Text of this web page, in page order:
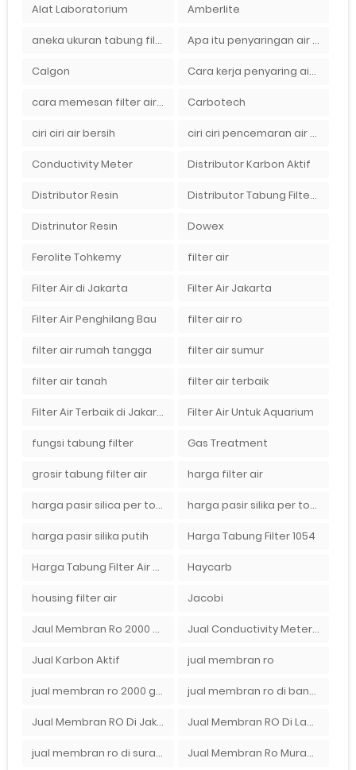
Alat Laboratorium Amberlite
aneka ukuran tabung filter air Apa itu penyaringan air secara umum
Calgon Cara kerja penyaring air Ady Water dengan tabung FRP berisikan lapisan media filter air
cara memesan filter air Ady Wate Carbotech
ciri ciri air bersih ciri ciri pencemaran air sumur bor di rumah
Conductivity Meter Distributor Karbon Aktif
Distributor Resin Distributor Tabung Filter Air FRP1054 di Bandung
Distrinutor Resin Dowex
Ferolite Tohkemy filter air
Filter Air di Jakarta Filter Air Jakarta
Filter Air Penghilang Bau filter air ro
filter air rumah tangga filter air sumur
filter air tanah filter air terbaik
Filter Air Terbaik di Jakarta Filter Air Untuk Aquarium
fungsi tabung filter Gas Treatment
grosir tabung filter air harga filter air
harga pasir silica per ton per kg harga pasir silika per ton per kg
harga pasir silika putih Harga Tabung Filter 1054
Harga Tabung Filter Air Sumur Haycarb
housing filter air Jacobi
Jaul Membran Ro 2000 GPD Harga Murah Jual Conductivity Meter Lutron
Jual Karbon Aktif jual membran ro
jual membran ro 2000 gpd murah jual membran ro di bandung
Jual Membran RO Di Jakarta Selatan Jual Membran RO Di Lampung
jual membran ro di surabaya Jual Membran Ro Murah : 082140002080